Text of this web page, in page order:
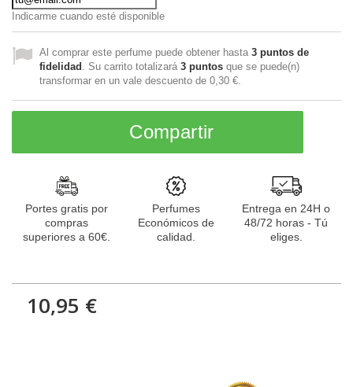
Indicarme cuando esté disponible
Al comprar este perfume puede obtener hasta 3 puntos de
fidelidad . Su carrito totalizará 3 puntos que se puede(n)
transformar en un vale descuento de 0,30 €
Compartir
Portes gratis por
compras
superiores a 60€.
Perfumes
Económicos de
calidad.
Entrega en 24H o
48/72 horas - Tú
eliges.
10,95 €